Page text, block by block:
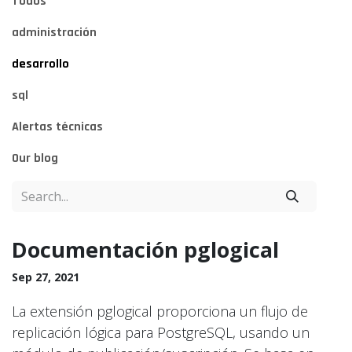
administración
desarrollo
sql
Alertas técnicas
Our blog
Documentación pglogical
Sep 27, 2021
La extensión pglogical proporciona un flujo de
replicación lógica para PostgreSQL, usando un